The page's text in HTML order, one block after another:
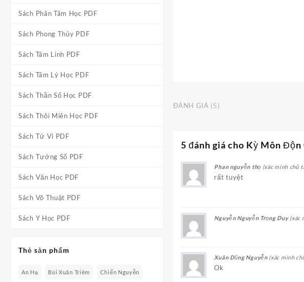
Sách Phân Tâm Học PDF
Sách Phong Thủy PDF
Sách Tâm Linh PDF
Sách Tâm Lý Học PDF
Sách Thần Số Học PDF
Sách Thôi Miên Học PDF
Sách Tử Vi PDF
Sách Tướng Số PDF
Sách Văn Học PDF
Sách Võ Thuật PDF
Sách Y Học PDF
Thẻ sản phẩm
An Hạ Bùi Xuân Triêm Chiến Nguyễn
ĐÁNH GIÁ (5)
5 đánh giá cho Kỳ Môn Độn
Phan nguyễn thọ (xác minh chủ
rất tuyệt
Nguyễn Nguyễn Trọng Duy (xác
Xuân Dũng Nguyễn (xác minh
Ok